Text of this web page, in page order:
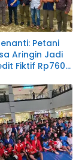
Petani
Aringin Jadi
Fiktif Rp760